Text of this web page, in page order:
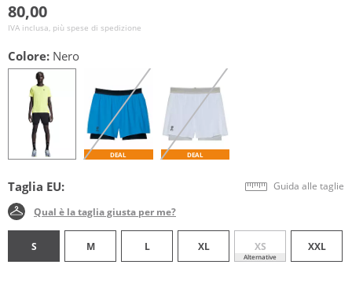
80,00
IVA inclusa, più spese di spedizione
Colore: Nero
DEAL DEAL
Taglia EU: Guida alle taglie
Qual è la taglia giusta per me?
S M L XL XS
Alternative
XXL